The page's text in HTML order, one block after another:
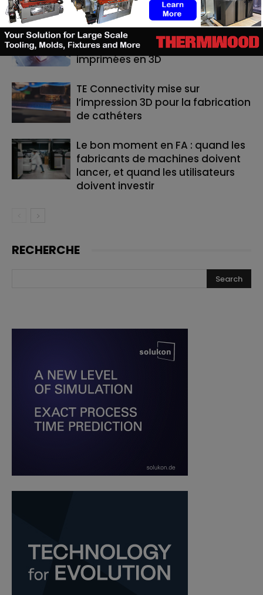
RELATED ARTICLES MORE FROM AUTHOR
ASTM prépare un cadre normatif
pour les pièces céramiques
imprimées en 3D
TE Connectivity mise sur
l’impression 3D pour la fabrication
de cathéters
Le bon moment en FA : quand les
fabricants de machines doivent
lancer, et quand les utilisateurs
doivent investir
RECHERCHE